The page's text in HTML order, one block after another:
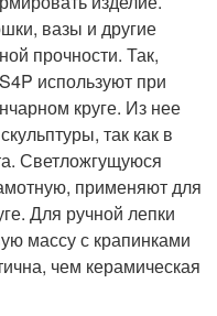
вазы и другие
прочности. Так,
используют при
круге. Из нее
так как в
Светложгущуюся
применяют для
Для ручной лепки
массу с крапинками
чем керамическая